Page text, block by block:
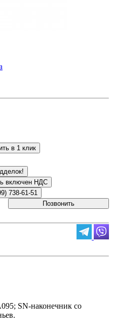
в 1 клик
включен НДС
Звоните! (099) 738-61-51
Позвонить
SN-наконечник со